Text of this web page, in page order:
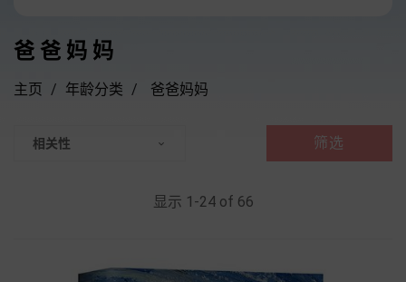
爸爸妈妈
主页 年龄分类 爸爸妈妈
相关性  筛选
显示 1-24 of 66